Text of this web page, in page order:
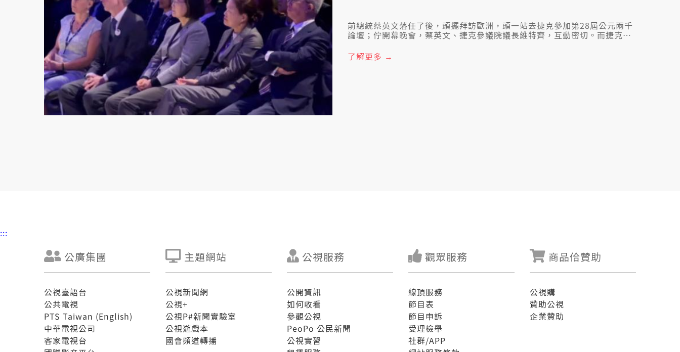
前總統蔡英文落任了後，頭擺拜訪歐洲，頭一站去捷克參加第28屆公元兩千
論壇；佇開幕晚會，蔡英文、捷克參議院議長維特齊，互動密切。而捷克總
仔日下晡的時，發表演說。
了解更多 →
:::
公廣集團
公視臺語台
公共電視
PTS Taiwan (English)
中華電視公司
客家電視台
主題網站
公視新聞網
公視+
公視P#新聞實驗室
公視遊戲本
國會頻道轉播
公視服務
公開資訊
如何收看
參觀公視
PeoPo 公民新聞
公視實習
觀眾服務
線頂服務
節目表
節目申訴
受理檢舉
社群/APP
商品佮贊助
公視購
贊助公視
企業贊助